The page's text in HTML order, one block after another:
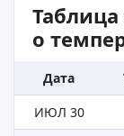
о
Дата
ИЮЛ 30